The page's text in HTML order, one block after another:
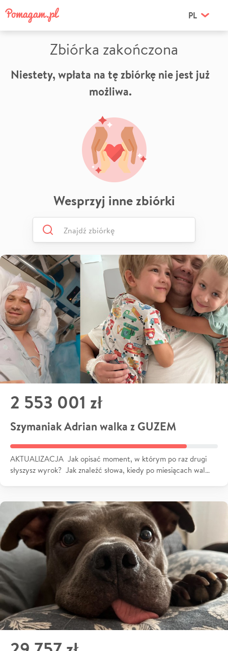
PL
Zbiórka zakończona
Niestety, wpłata na tę zbiórkę nie jest już
możliwa.
Wesprzyj inne zbiórki
2 553 001 zł
Szymaniak Adrian walka z GUZEM
AKTUALIZACJA Jak opisać moment, w którym po raz drugi
słyszysz wyrok? Jak znaleźć słowa, kiedy po miesiącach wal…